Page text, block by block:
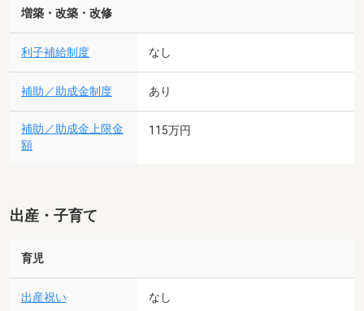
増築・改築・改修
利子補給制度 なし
補助／助成金制度 あり
補助／助成金上限金
額
115万円
出産・子育て
育児
出産祝い なし